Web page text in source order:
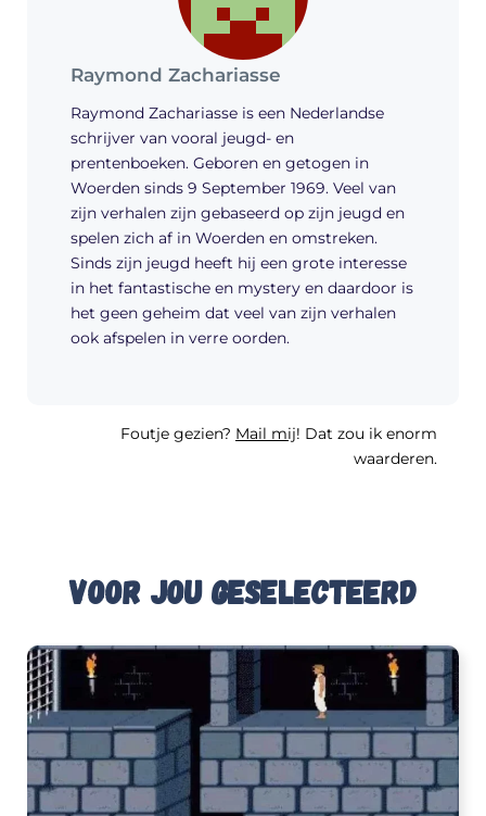
Raymond Zachariasse
Raymond Zachariasse is een Nederlandse
schrijver van vooral jeugd- en
prentenboeken. Geboren en getogen in
Woerden sinds 9 September 1969. Veel van
zijn verhalen zijn gebaseerd op zijn jeugd en
spelen zich af in Woerden en omstreken.
Sinds zijn jeugd heeft hij een grote interesse
in het fantastische en mystery en daardoor is
het geen geheim dat veel van zijn verhalen
ook afspelen in verre oorden.
Foutje gezien? Mail mij! Dat zou ik enorm
waarderen.
Voor jou geselecteerd